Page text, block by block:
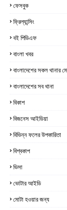
ফেসবুক
ফ্রিল্যান্সিং
বই পিডিএফ
বাংলা খবর
বাংলাদেশের সকল থানার
বাংলাদেশের সব থানা
বিকাশ
বিজনেস আইডিয়া
বিভিন্ন ফলের উপকারিতা
বিশ্বকাপ
ভিসা
ভোটার আইডি
মোটা হওয়ার জন্য